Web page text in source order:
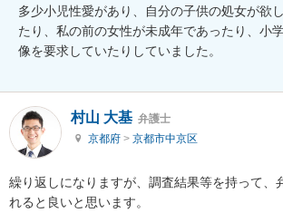
多少小児性愛があり、自分の子供の処女が欲
たり、私の前の女性が未成年であったり、小
像を要求していたりしていました。
村山 大基 弁護士
京都府 > 京都市中京区
繰り返しになりますが、調査結果等を持って、
れると良いと思います。